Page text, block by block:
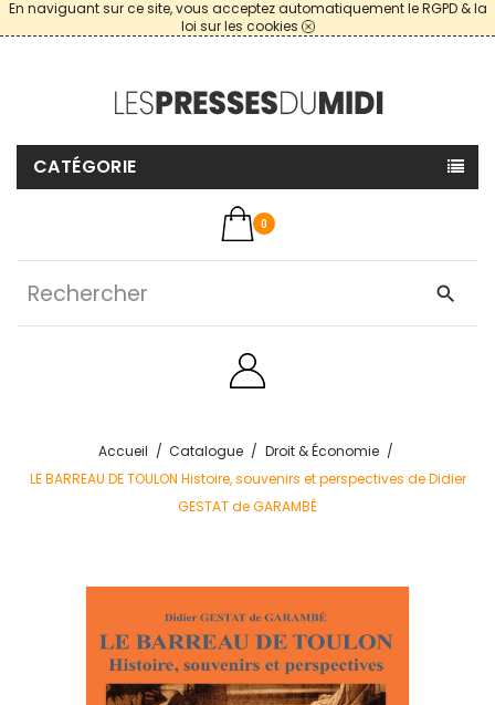
En naviguant sur ce site, vous acceptez automatiquement le RGPD & la
loi sur les cookies
CATÉGORIE
0
search
Accueil Catalogue
Droit & Économie
LE BARREAU DE TOULON Histoire, souvenirs et perspectives de Didier
GESTAT de GARAMBÉ